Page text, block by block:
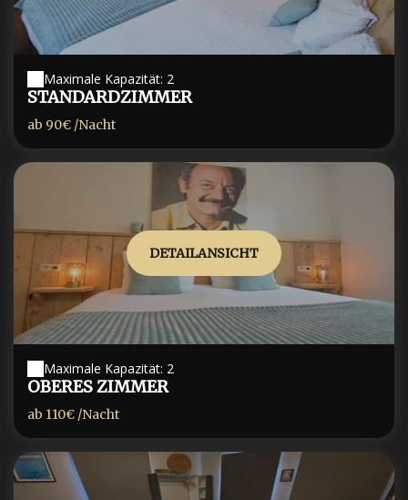
Maximale Kapazität: 2
STANDARDZIMMER
ab 90€ /Nacht
DETAILANSICHT
Maximale Kapazität: 2
OBERES ZIMMER
ab 110€ /Nacht